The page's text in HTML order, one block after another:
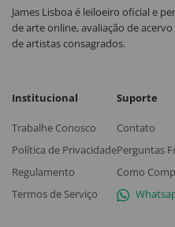
James Lisboa é leiloeiro oficial e
de arte online, avaliação de
de artistas consagrados.
Institucional
Trabalhe Conosco
Política de Privacidade
Regulamento
Termos de Serviço
Suporte
Contato
Perguntas
Como